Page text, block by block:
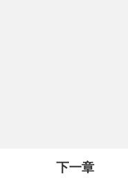
下一章